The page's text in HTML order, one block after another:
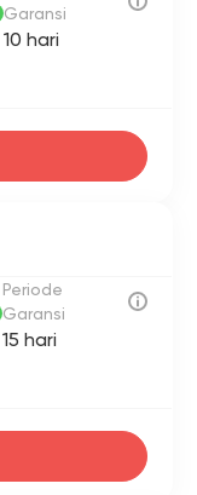
Garansi
10 hari
Periode
Garansi
15 hari